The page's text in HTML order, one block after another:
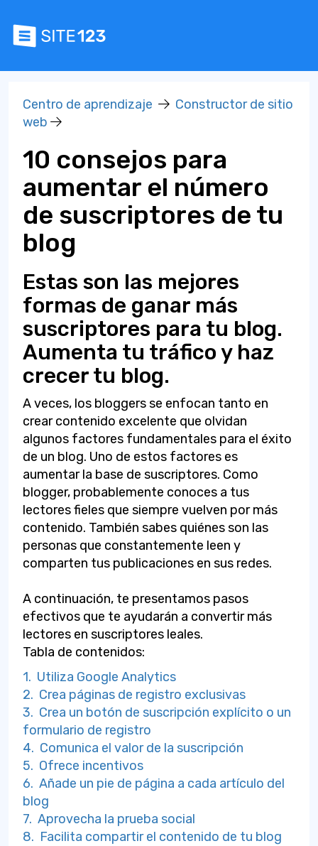
Centro de aprendizaje
Constructor de sitio
web
10 consejos para
aumentar el número
de suscriptores de tu
blog
Estas son las mejores
formas de ganar más
suscriptores para tu blog.
Aumenta tu tráfico y haz
crecer tu blog.
A veces, los bloggers se enfocan tanto en
crear contenido excelente que olvidan
algunos factores fundamentales para el éxito
de un blog. Uno de estos factores es
aumentar la base de suscriptores. Como
blogger, probablemente conoces a tus
lectores fieles que siempre vuelven por más
contenido. También sabes quiénes son las
personas que constantemente leen y
comparten tus publicaciones en sus redes.
A continuación, te presentamos pasos
efectivos que te ayudarán a convertir más
lectores en suscriptores leales.
Tabla de contenidos:
1. Utiliza Google Analytics
2. Crea páginas de registro exclusivas
3. Crea un botón de suscripción explícito o un
formulario de registro
4. Comunica el valor de la suscripción
5. Ofrece incentivos
6. Añade un pie de página a cada artículo del
blog
7. Aprovecha la prueba social
8. Facilita compartir el contenido de tu blog